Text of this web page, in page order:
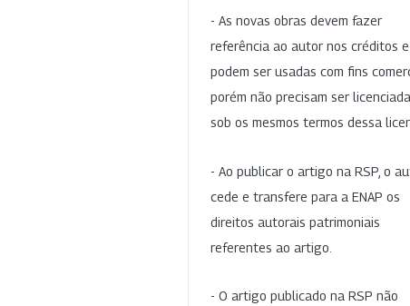
- As novas obras devem fazer
referência ao autor nos créditos
podem ser usadas com fins
porém não precisam ser
sob os mesmos termos dessa
- Ao publicar o artigo na RSP, o
cede e transfere para a ENAP os
direitos autorais patrimoniais
referentes ao artigo.
- O artigo publicado na RSP não